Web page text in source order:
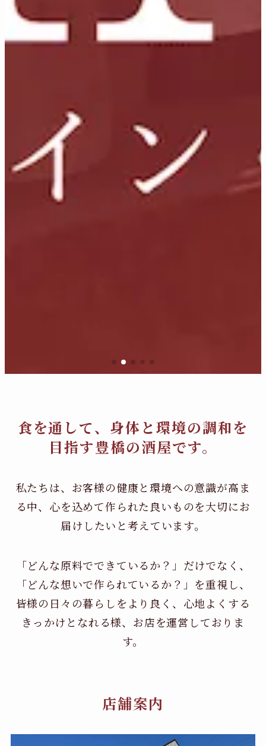
食を通して、身体と環境の調和を
目指す豊橋の酒屋です。
私たちは、お客様の健康と環境への意識が高ま
る中、 心を込めて作られた良いものを大切にお
届けしたいと考えています。
「どんな原料でできているか？」だけでなく、
「どんな想いで作られているか？」を重視し、
皆様の日々の暮らしをより良く、心地よくする
きっかけとなれる様、お店を運営しておりま
す。
店舗案内